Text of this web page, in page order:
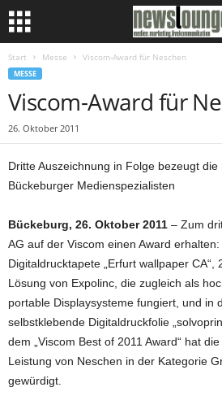
Start Messe Viscom-Award für Neschen
MESSE
Viscom-Award für
26. Oktober 2011
Dritte Auszeichnung in Folge bezeugt
Bückeburger Medienspezialisten
Bückeburg, 26. Oktober 2011 – Zum
AG auf der Viscom einen Award
Digitaldrucktapete „Erfurt wallpaper CA“,
Lösung von Expolinc, die zugleich als
portable Displaysysteme fungiert, und in
selbstklebende Digitaldruckfolie
dem „Viscom Best of 2011 Award“ hat
Leistung von Neschen in der Kategorie
gewürdigt.